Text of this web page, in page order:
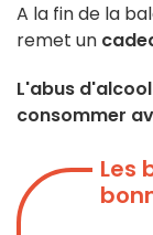
A la fin de la
remet un
L'abus
consommer
Les